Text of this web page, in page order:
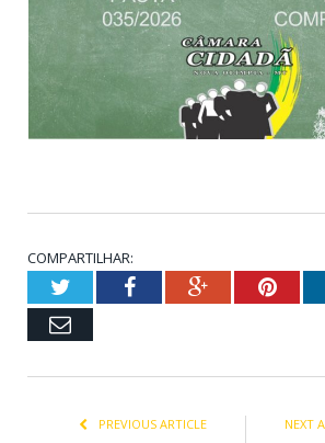
COMPARTILHAR:
TwitterFacebookGoogle+
Email
PREVIOUS ARTICLE NEXT